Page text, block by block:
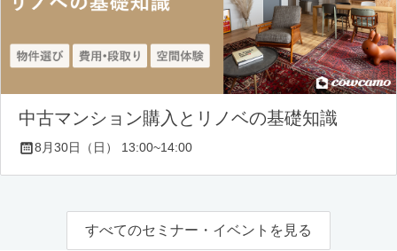
中古マンション購入とリノベの基礎知識
8月30日（日） 13:00~14:00
すべてのセミナー・イベントを見る